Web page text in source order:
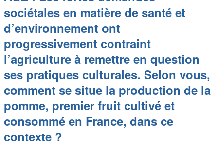
sociétales en matière de santé et
d’environnement ont
progressivement contraint
l’agriculture à remettre en question
ses pratiques culturales. Selon vous,
comment se situe la production de la
pomme, premier fruit cultivé et
consommé en France, dans ce
contexte ?